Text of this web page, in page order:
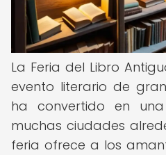
La Feria del Libro
evento literario de
ha convertido en
muchas ciudades
feria ofrece a los